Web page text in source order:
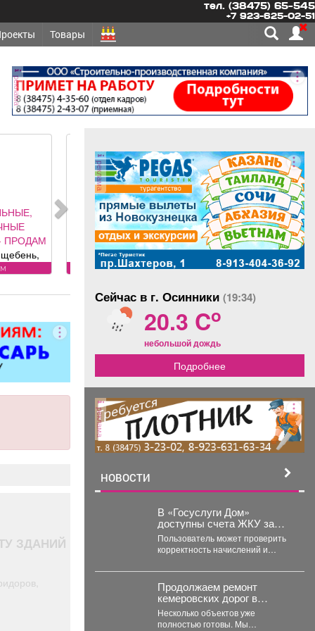
тел. (38475) 65-545
+7 923-625-02-51
Товары
реклама
-
к
по
ЗДАНИЙ
реклама
Сейчас в г. Осинники (19:34)
20.3 Co
небольшой дождь
Подробнее
реклама
НОВОСТИ
В «Госуслуги Дом»
доступны счета ЖКУ за
прошлые периоды
Пользователь может проверить
корректность начислений и
приложение. Скачивайте
«Госуслуги Дом»...
Продолжаем ремонт
кемеровских дорог в
рамках нацпроекта
"Инфраструктура для
Несколько объектов уже
полностью готовы. Мы